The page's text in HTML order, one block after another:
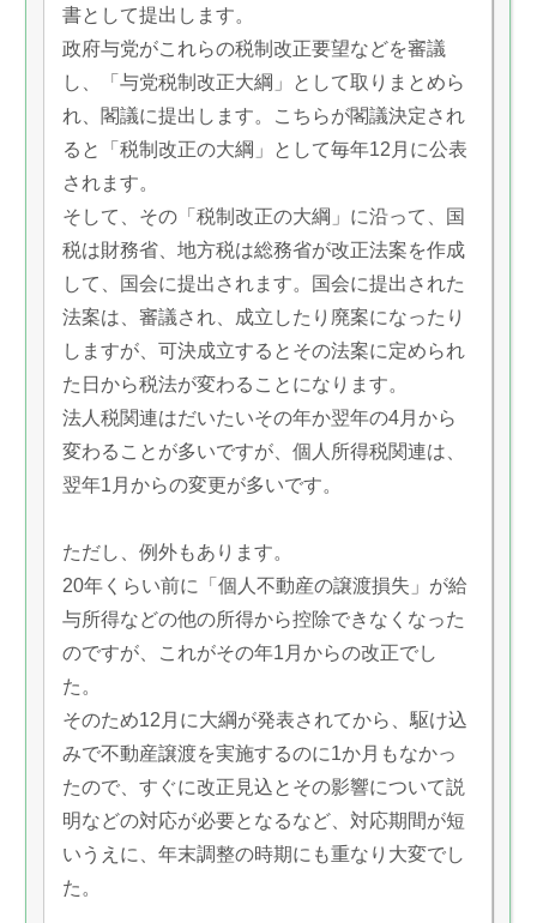
書として提出します。
政府与党がこれらの税制改正要望などを審議
し、「与党税制改正大綱」として取りまとめら
れ、閣議に提出します。こちらが閣議決定され
ると「税制改正の大綱」として毎年12月に公表
されます。
そして、その「税制改正の大綱」に沿って、国
税は財務省、地方税は総務省が改正法案を作成
して、国会に提出されます。国会に提出された
法案は、審議され、成立したり廃案になったり
しますが、可決成立するとその法案に定められ
た日から税法が変わることになります。
法人税関連はだいたいその年か翌年の4月から
変わることが多いですが、個人所得税関連は、
翌年1月からの変更が多いです。
ただし、例外もあります。
20年くらい前に「個人不動産の譲渡損失」が給
与所得などの他の所得から控除できなくなった
のですが、これがその年1月からの改正でし
た。
そのため12月に大綱が発表されてから、駆け込
みで不動産譲渡を実施するのに1か月もなかっ
たので、すぐに改正見込とその影響について説
明などの対応が必要となるなど、対応期間が短
いうえに、年末調整の時期にも重なり大変でし
た。